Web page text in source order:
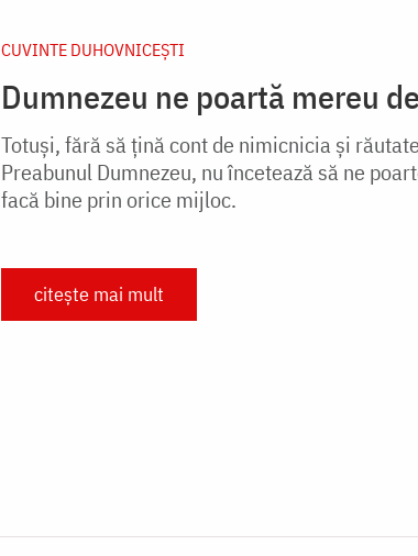
CUVINTE DUHOVNICEȘTI
Dumnezeu ne poartă mereu
Totuși, fără să țină cont de nimicnicia și
Preabunul Dumnezeu, nu încetează să ne
facă bine prin orice mijloc.
citește mai mult